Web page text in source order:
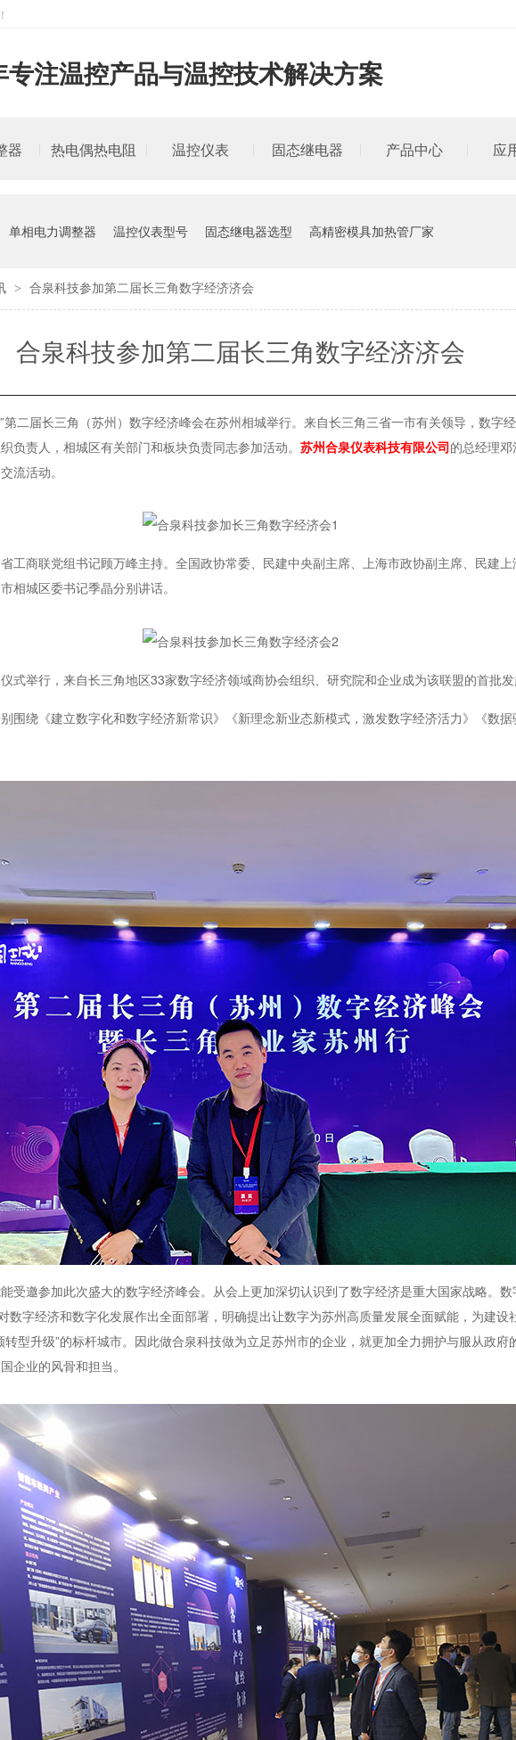
专注温控产品与温控技术解决方案
器 热电偶热电阻 温控仪表 固态继电器 产品中心 应
单相电力调整器 温控仪表型号 固态继电器选型 高精密模具加热管厂家
> 合泉科技参加第二届长三角数字经济济会
合泉科技参加第二届长三角数字经济济会
第二届长三角（苏州）数字经济峰会在苏州相城举行。来自长三角三省一市有关领导，数字
负责人，相城区有关部门和板块负责同志参加活动。 苏州合泉仪表科技有限公司的总经理
流活动。
工商联党组书记顾万峰主持。全国政协常委、民建中央副主席、上海市政协副主席、民建
相城区委书记季晶分别讲话。
式举行，来自长三角地区33家数字经济领域商协会组织、研究院和企业成为该联盟的首批发
围绕《建立数字化和数字经济新常识》《新理念新业态新模式，激发数字经济活力》《数
受邀参加此次盛大的数字经济峰会。从会上更加深切认识到了数字经济是重大国家战略。
数字经济和数字化发展作出全面部署，明确提出让数字为苏州高质量发展全面赋能，为建设
型升级”的标杆城市。因此做合泉科技做为立足苏州市的企业，就更加全力拥护与服从政府
企业的风骨和担当。